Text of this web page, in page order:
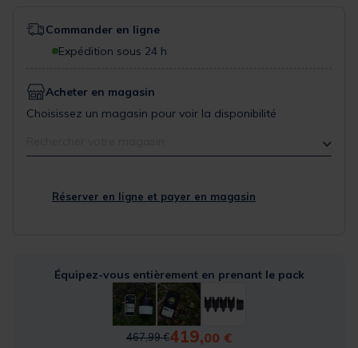
Commander en ligne
Expédition sous 24 h
Acheter en magasin
Choisissez un magasin pour voir la disponibilité
Réserver en ligne et payer en magasin
Équipez-vous entièrement en prenant le pack
Price reduced from
467,99 €to
419,00 €